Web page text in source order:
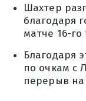
Шахтер
благодаря
матче 16-го
Благодаря
по очкам с
перерыв на